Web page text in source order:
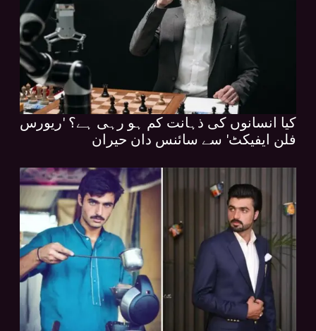
کیا انسانوں کی ذہانت کم ہو رہی ہے؟ 'ریورس
فلن ایفیکٹ' سے سائنس دان حیران